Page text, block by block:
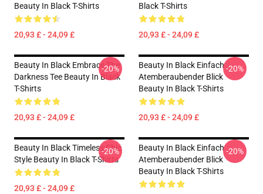
Beauty In Black T-Shirts
20,93 £ - 24,09 £
Black T-Shirts
20,93 £ - 24,09 £
Beauty In Black Embrace The
Darkness Tee Beauty In Black
T-Shirts
20,93 £ - 24,09 £
-20%
Beauty In Black Einfach
Atemberaubender Blick
Beauty In Black T-Shirts
20,93 £ - 24,09 £
-20%
Beauty In Black Timeless Chic
Style Beauty In Black T-Shirts
20,93 £ - 24,09 £
-20%
Beauty In Black Einfach
Atemberaubender Blick
Beauty In Black T-Shirts
-20%